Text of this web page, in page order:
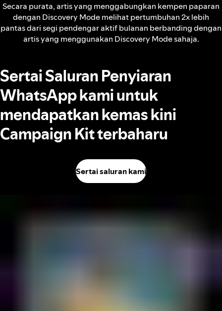
Secara purata, artis yang menggabungkan kempen paparan
dengan Discovery Mode melihat pertumbuhan 2x lebih
pantas dari segi pendengar aktif bulanan berbanding dengan
artis yang menggunakan Discovery Mode sahaja.
Sertai Saluran Penyiaran
WhatsApp kami untuk
mendapatkan kemas kini
Campaign Kit terbaharu
Sertai saluran kami